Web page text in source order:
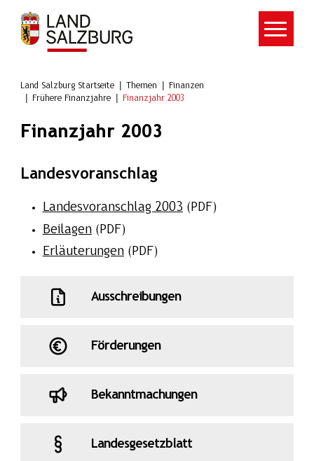
Zum Hauptinhalt springen
Land Salzburg Startseite Themen
Finanzen
Frühere Finanzjahre
Finanzjahr 2003
Finanzjahr 2003
Landesvoranschlag
Landesvoranschlag 2003 (PDF)
Beilagen(PDF)
Erläuterungen(PDF)
Ausschreibungen
Förderungen
Bekanntmachungen
Landesgesetzblatt